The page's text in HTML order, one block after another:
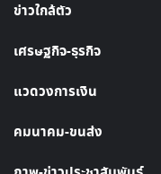
ข่าวใกล้ตัว
เศรษฐกิจ-ธุรกิจ
แวดวงการเงิน
คมนาคม-ขนส่ง